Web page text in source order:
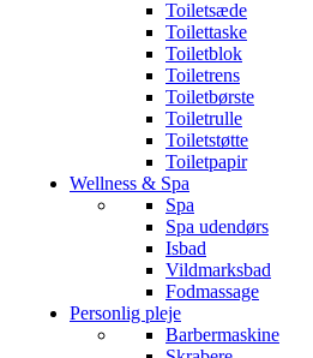
Toiletsæde
Toilettaske
Toiletblok
Toiletrens
Toiletbørste
Toiletrulle
Toiletstøtte
Toiletpapir
Wellness & Spa
Spa
Spa udendørs
Isbad
Vildmarksbad
Fodmassage
Personlig pleje
Barbermaskine